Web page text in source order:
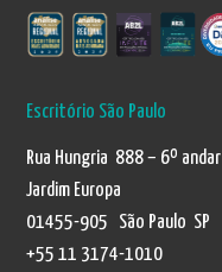
Escritório São Paulo
Rua Hungria 888 – 6º andar
Jardim Europa
01455-905 São Paulo SP
+55 11 3174-1010